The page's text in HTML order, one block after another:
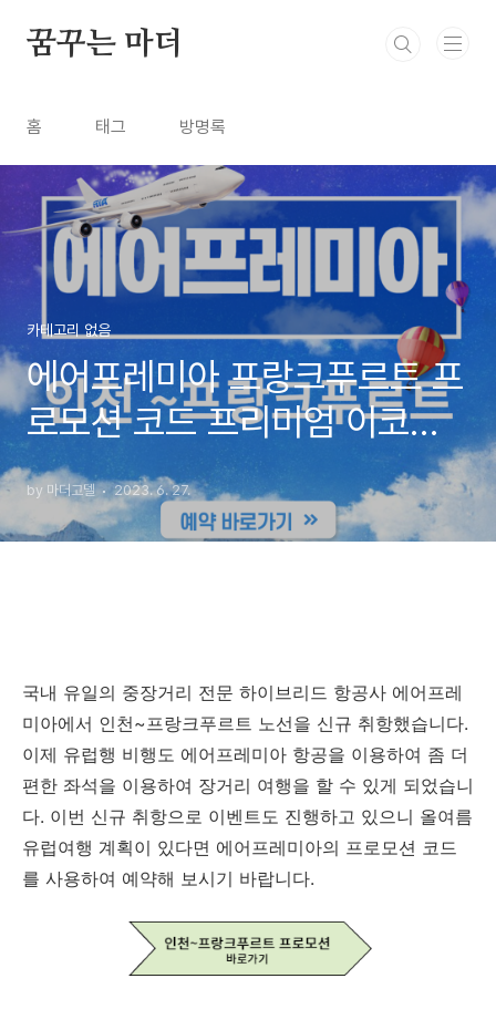
꿈꾸는 마더
홈 태그 방명록
카테고리 없음
에어프레미아 프랑크푸르트 프
로모션 코드 프리미엄 이코노
미
by 마더고델 2023. 6. 27.
국내 유일의 중장거리 전문 하이브리드 항공사 에어프레
미아에서 인천~프랑크푸르트 노선을 신규 취항했습니다.
이제 유럽행 비행도 에어프레미아 항공을 이용하여 좀 더
편한 좌석을 이용하여 장거리 여행을 할 수 있게 되었습니
다. 이번 신규 취항으로 이벤트도 진행하고 있으니 올여름
유럽여행 계획이 있다면 에어프레미아의 프로모션 코드
를 사용하여 예약해 보시기 바랍니다.